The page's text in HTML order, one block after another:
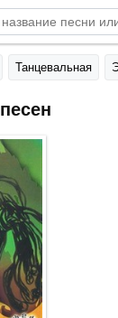
Танцевальная